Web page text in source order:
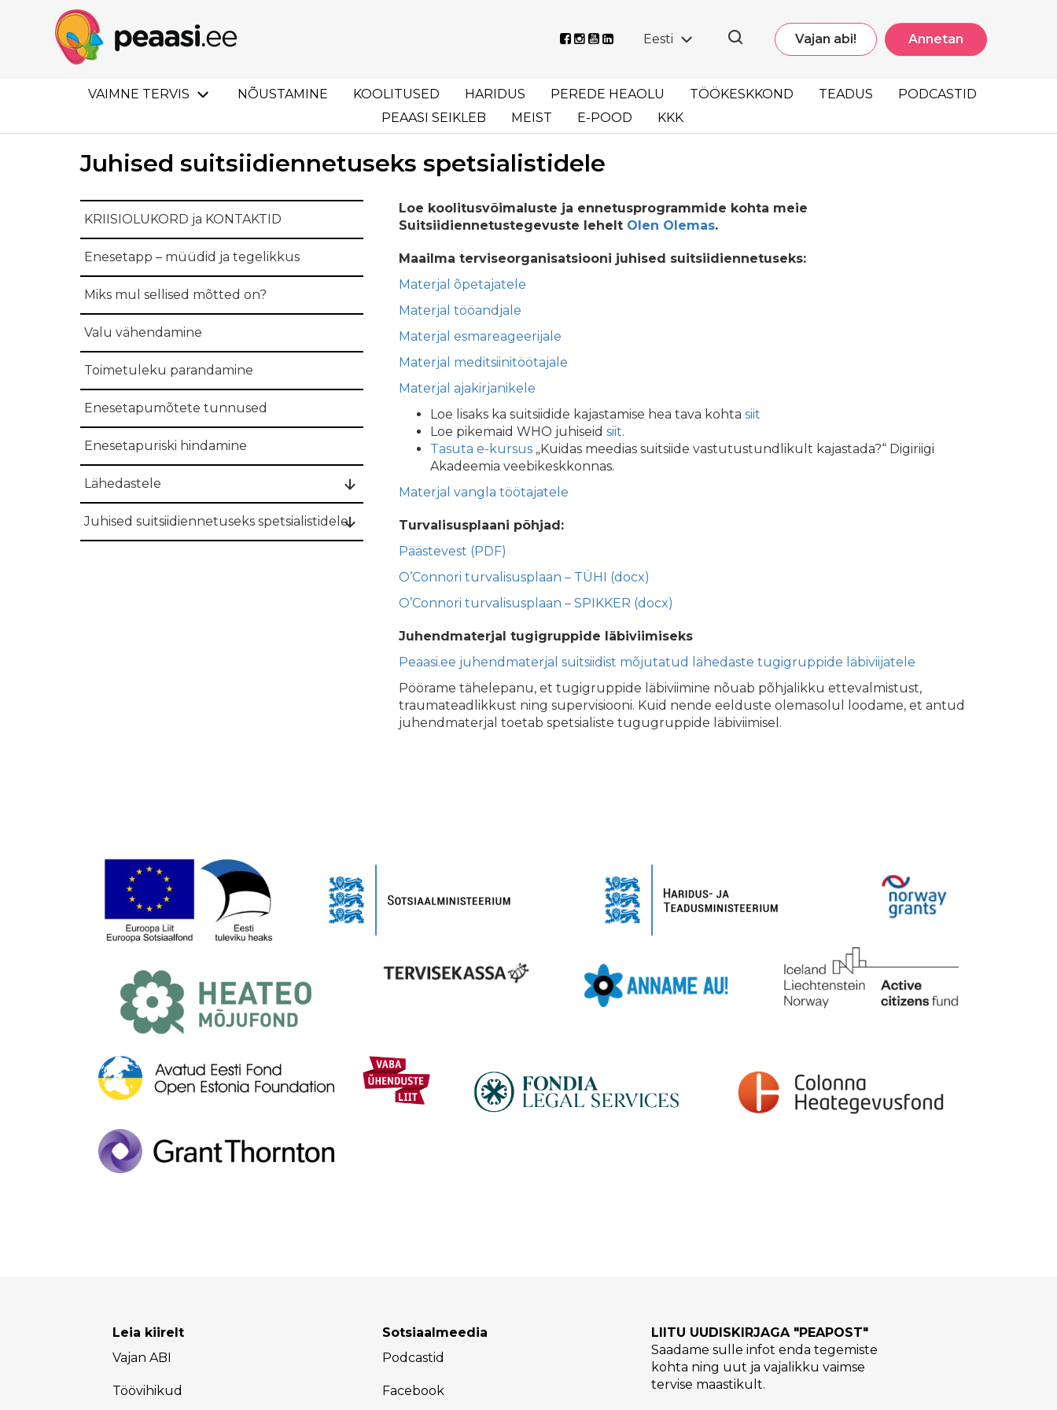
Eesti Vajan abi! Annetan
VAIMNE TERVIS NÕUSTAMINE KOOLITUSED HARIDUS PEREDE HEAOLU TÖÖKESKKOND TEADUS
PODCASTID
PEAASI SEIKLEB
MEIST E-POOD KKK
Juhised suitsiidiennetuseks spetsialistidele
KRIISIOLUKORD ja KONTAKTID
Enesetapp – müüdid ja tegelikkus
Miks mul sellised mõtted on?
Valu vähendamine
Toimetuleku parandamine
Enesetapumõtete tunnused
Enesetapuriski hindamine
Lähedastele
Juhised suitsiidiennetuseks spetsialistidele
Loe koolitusvõimaluste ja ennetusprogrammide kohta meie
Suitsiidiennetustegevuste lehelt Olen Olemas.
Maailma terviseorganisatsiooni juhised suitsiidiennetuseks:
Materjal õpetajatele
Materjal tööandjale
Materjal esmareageerijale
Materjal meditsiinitöötajale
Materjal ajakirjanikele
Loe lisaks ka suitsiidide kajastamise hea tava kohta siit
Loe pikemaid WHO juhiseid siit.
Tasuta e-kursus „Kuidas meedias suitsiide vastutustundlikult kajastada?“ Digiriigi
Akadeemia veebikeskkonnas.
Materjal vangla töötajatele
Turvalisusplaani põhjad:
Päästevest (PDF)
O’Connori turvalisusplaan – TÜHI (docx)
O’Connori turvalisusplaan – SPIKKER (docx)
Juhendmaterjal tugigruppide läbiviimiseks
Peaasi.ee juhendmaterjal suitsiidist mõjutatud lähedaste tugigruppide läbiviijatele
Pöörame tähelepanu, et tugigruppide läbiviimine nõuab põhjalikku ettevalmistust,
traumateadlikkust ning supervisiooni. Kuid nende eelduste olemasolul loodame, et antud
juhendmaterjal toetab spetsialiste tugugruppide läbiviimisel.
Leia kiirelt
Vajan ABI
Töövihikud
Sotsiaalmeedia
Podcastid
Facebook
LIITU UUDISKIRJAGA "PEAPOST"
Saadame sulle infot enda tegemiste
kohta ning uut ja vajalikku vaimse
tervise maastikult.